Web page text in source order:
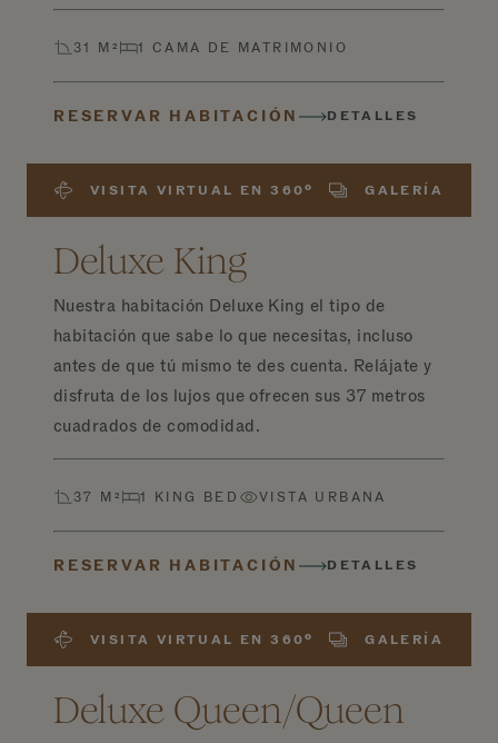
31 M² 1 CAMA DE MATRIMONIO
RESERVAR HABITACIÓN DETALLES
VISITA VIRTUAL EN 360º GALERÍA
Deluxe King
Nuestra habitación Deluxe King el tipo de
habitación que sabe lo que necesitas, incluso
antes de que tú mismo te des cuenta. Relájate y
disfruta de los lujos que ofrecen sus 37 metros
cuadrados de comodidad.
37 M² 1 KING BED VISTA URBANA
RESERVAR HABITACIÓN DETALLES
VISITA VIRTUAL EN 360º GALERÍA
Deluxe Queen/Queen